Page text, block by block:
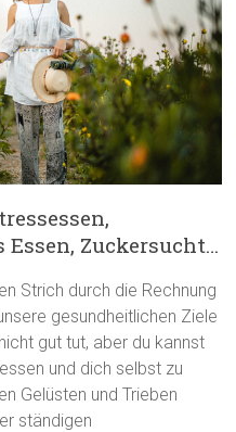
Essen, Zuckersucht…
Strich durch die Rechnung
gesundheitlichen Ziele
gut tut, aber du kannst
und dich selbst zu
Gelüsten und Trieben
ständigen